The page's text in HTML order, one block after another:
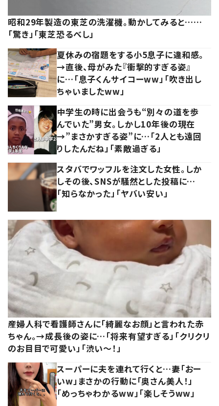
昭和29年製造の東芝の洗濯機。動かしてみると……
「驚き」「東芝恐るべし」
夏休みの宿題をする小5息子に違和感。
→直後、母がみた『衝撃的すぎる姿』
に…「息子くんサイコーww」「吹き出し
ちゃいましたww」
中学生の時に出会うも“別々の道を歩
んでいた”男女。しかし10年後の現在
→”まさかすぎる姿”に…「2人とも遠回
りしたんだね」「素敵過ぎる」
スタバでワッフルを注文した女性。しか
しその後、SNSが騒然とした投稿に…
「知らなかった」「ヤバい安い」
産婦人科で看護師さんに「綺麗なお顔」と言われた赤
ちゃん。→成長後の姿に…「将来有望すぎる」「クリクリ
のお目目で可愛い」「渋い～！」
スーパーに夫を連れて行くと…妻「おー
いw」まさかの行動に「奥さん美人！」
「めっちゃわかるww」「楽しそうww」